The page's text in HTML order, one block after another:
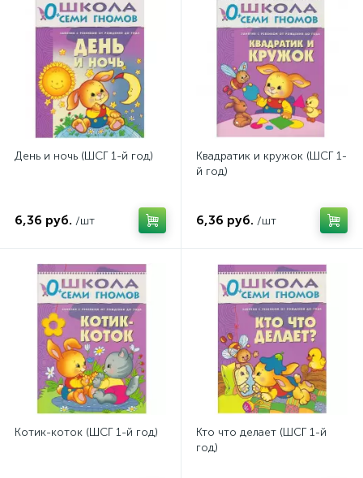
День и ночь (ШСГ 1-й год)
6,36 руб. /шт
Квадратик и кружок (ШСГ 1-
й год)
6,36 руб. /шт
Котик-коток (ШСГ 1-й год)
Кто что делает (ШСГ 1-й
год)